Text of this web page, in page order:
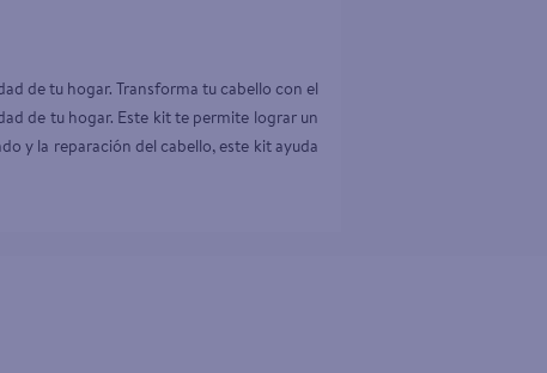
de tu hogar. Transforma tu cabello con el
de tu hogar. Este kit te permite lograr un
y la reparación del cabello, este kit ayuda